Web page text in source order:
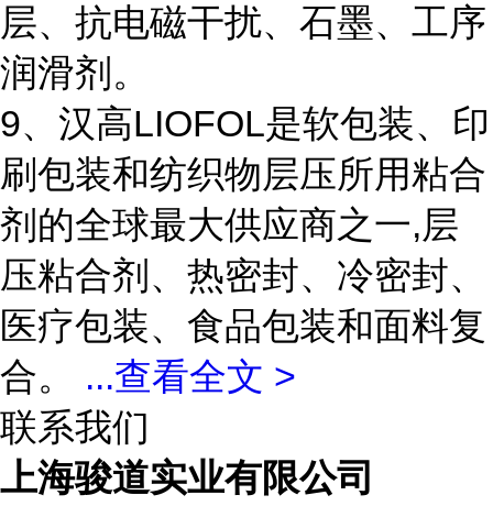
层、抗电磁干扰、石墨、工序
润滑剂。
9、汉高LIOFOL是软包装、印
刷包装和纺织物层压所用粘合
剂的全球最大供应商之一,层
压粘合剂、热密封、冷密封、
医疗包装、食品包装和面料复
合。 ...查看全文 >
联系我们
上海骏道实业有限公司